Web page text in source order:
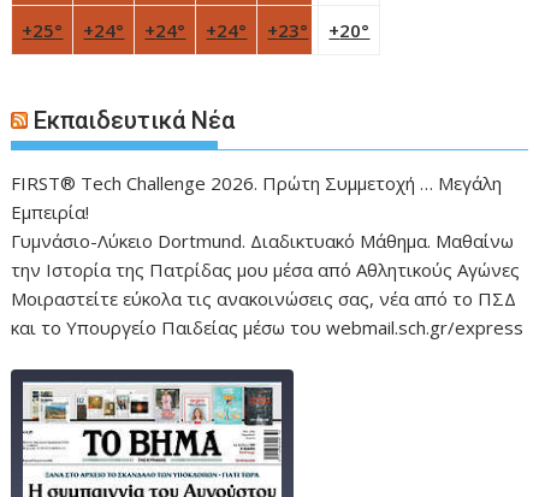
+25° +24° +24° +24° +23° +20°
Εκπαιδευτικά Νέα
FIRST® Tech Challenge 2026. Πρώτη Συμμετοχή … Μεγάλη
Εμπειρία!
Γυμνάσιο-Λύκειο Dortmund. Διαδικτυακό Μάθημα. Μαθαίνω
την Ιστορία της Πατρίδας μου μέσα από Αθλητικούς Αγώνες
Μοιραστείτε εύκολα τις ανακοινώσεις σας, νέα από το ΠΣΔ
και το Υπουργείο Παιδείας μέσω του webmail.sch.gr/express